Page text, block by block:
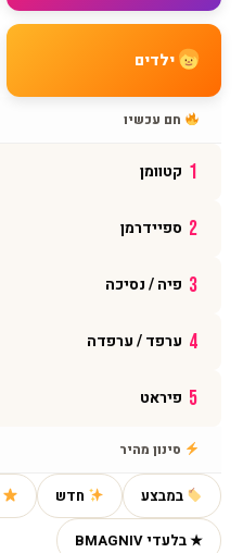
מדיניות משלוחים
מדיניות החזרות
מדיניות פרטיות
פייסבוק
וואטסאפ
© 2026 BMAGNIV · כל הזכויות שמורות · מותג ישראלי גאה
ילדים
חם עכשיו
1 קטוומן
2 ספיידרמן
3 פיה / נסיכה
4 ערפד / ערפדה
5 פיראט
סינון מהיר
במבצע חדש
★ בלעדי BMAGNIV
מתל אביב - יפו הזמינה
סט כלב סנפצאט - כלב-חום